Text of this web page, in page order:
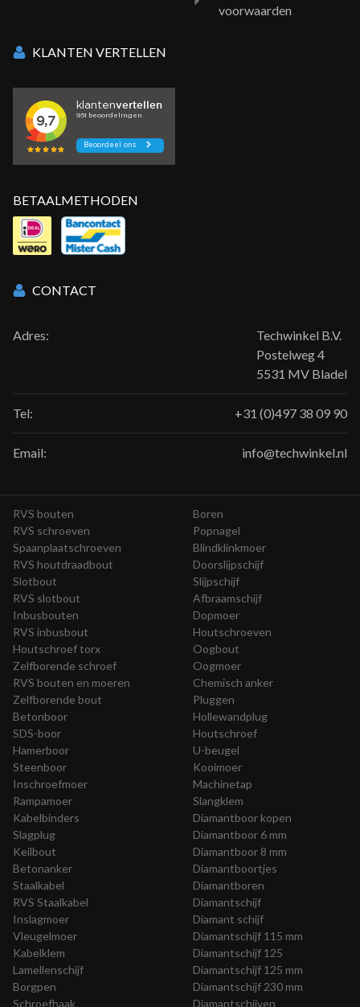
voorwaarden
KLANTEN VERTELLEN
BETAALMETHODEN
CONTACT
Adres:
Techwinkel B.V.
Postelweg 4
5531 MV Bladel
Tel: +31 (0)497 38 09 90
Email: info@techwinkel.nl
RVS bouten
RVS schroeven
Spaanplaatschroeven
RVS houtdraadbout
Slotbout
RVS slotbout
Inbusbouten
RVS inbusbout
Houtschroef torx
Zelfborende schroef
RVS bouten en moeren
Zelfborende bout
Betonboor
SDS-boor
Hamerboor
Steenboor
Boren
Popnagel
Blindklinkmoer
Doorslijpschijf
Slijpschijf
Afbraamschijf
Dopmoer
Houtschroeven
Oogbout
Oogmoer
Chemisch anker
Pluggen
Hollewandplug
Houtschroef
U-beugel
Kooimoer
Inschroefmoer
Rampamoer
Kabelbinders
Slagplug
Keilbout
Betonanker
Staalkabel
RVS Staalkabel
Inslagmoer
Vleugelmoer
Kabelklem
Lamellenschijf
Borgpen
Schroefhaak
Machinetap
Slangklem
Diamantboor kopen
Diamantboor 6 mm
Diamantboor 8 mm
Diamantboortjes
Diamantboren
Diamantschijf
Diamant schijf
Diamantschijf 115 mm
Diamantschijf 125
Diamantschijf 125 mm
Diamantschijf 230 mm
Diamantschijven